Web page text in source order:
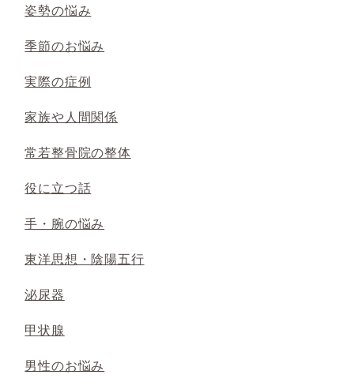
姿勢の悩み
季節のお悩み
実際の症例
家族や人間関係
常若整骨院の整体
役に立つ話
手・腕の悩み
東洋思想・陰陽五行
泌尿器
甲状腺
男性のお悩み